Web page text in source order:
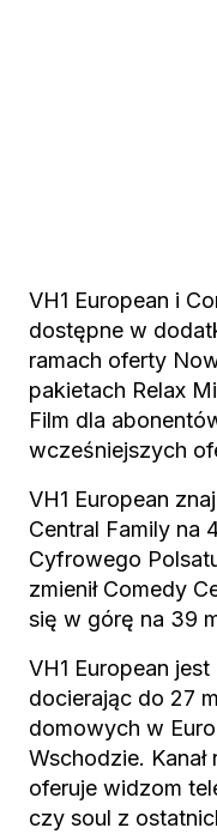
VH1 European i
dostępne w
ramach oferty
pakietach Relax
Film dla
wcześniejszych
VH1 European
Central Family na
Cyfrowego
zmienił Comedy
się w górę na 39
VH1 European
docierając do 27
domowych w
Wschodzie.
oferuje widzom
czy soul z